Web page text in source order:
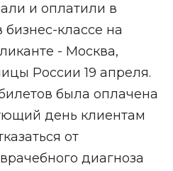
и оплатили в
классе на
- Москва,
России 19 апреля.
была оплачена
день клиентам
от
диагноза